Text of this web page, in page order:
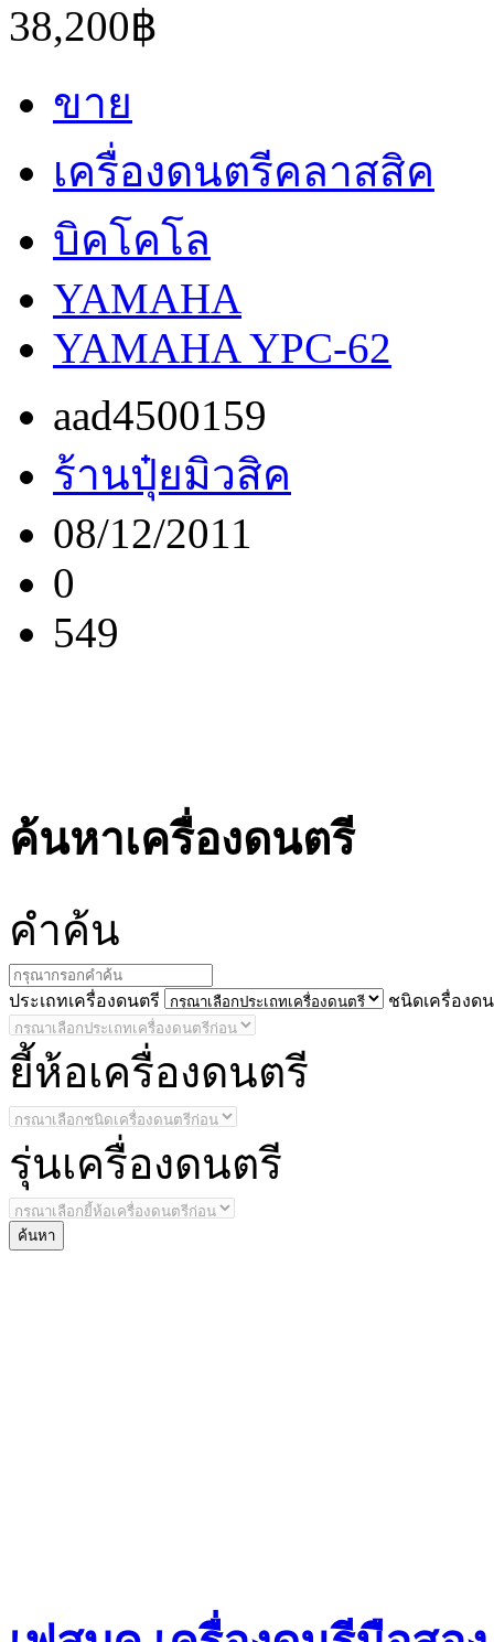
38,200฿
ขาย
เครื่องดนตรีคลาสสิค
บิคโคโล
YAMAHA
YAMAHA YPC-62
aad4500159
ร้านปุ๋ยมิวสิค
08/12/2011
0
549
ค้นหาเครื่องดนตรี
คำค้น
ประเถทเครื่องดนตรี ชนิดเครื่องด
ยี้ห้อเครื่องดนตรี
รุ่นเครื่องดนตรี